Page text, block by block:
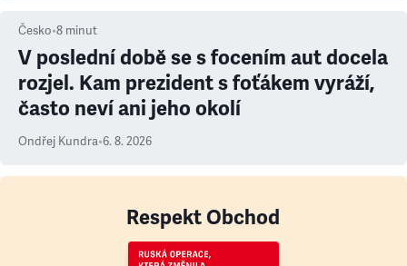
Česko•8 minut
V poslední době se s focením aut docela
rozjel. Kam prezident s foťákem vyráží,
často neví ani jeho okolí
Ondřej Kundra•6. 8. 2026
Respekt Obchod